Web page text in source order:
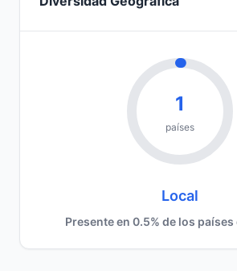
1
países
Local
Presente en 0.5% de los